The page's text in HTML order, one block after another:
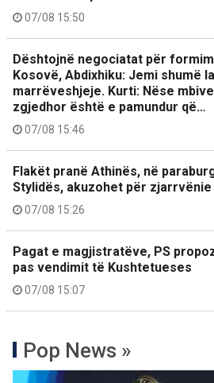
07/08 15:50
Dështojnë negociatat për
Kosovë, Abdixhiku: Jemi shumë
marrëveshjeje. Kurti: Nëse
zgjedhor është e pamundur që…
07/08 15:46
Flakët pranë Athinës, në
Stylidës, akuzohet për zjarrvënie
07/08 15:26
Pagat e magjistratëve, PS
pas vendimit të Kushtetueses
07/08 15:07
Pop News »